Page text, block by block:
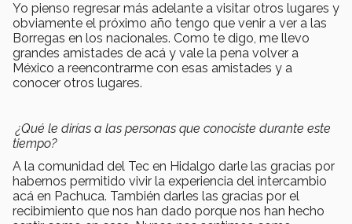
Yo pienso regresar más adelante a visitar otros lugares y
obviamente el próximo año tengo que venir a ver a las
Borregas en los nacionales. Como te digo, me llevo
grandes amistades de acá y vale la pena volver a
México a reencontrarme con esas amistades y a
conocer otros lugares.
¿Qué le dirías a las personas que conociste durante este
tiempo?
A la comunidad del Tec en Hidalgo darle las gracias por
habernos permitido vivir la experiencia del intercambio
acá en Pachuca. También darles las gracias por el
recibimiento que nos han dado porque nos han hecho